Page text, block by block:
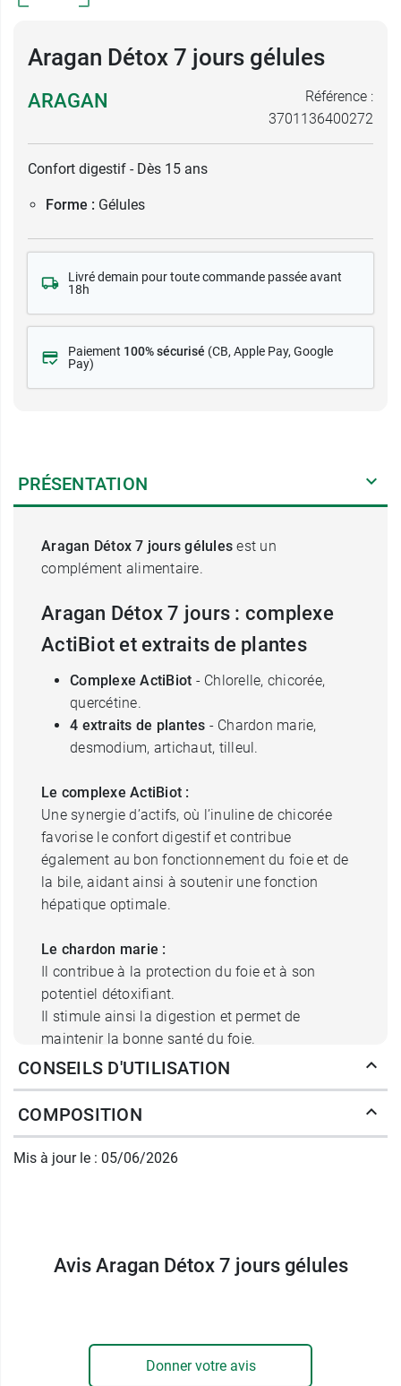
Aragan Détox 7 jours gélules
ARAGAN
Référence :
3701136400272
Confort digestif - Dès 15 ans
Forme : Gélules
Livré demain pour toute commande passée avant
18h
Paiement 100% sécurisé (CB, Apple Pay, Google
Pay)
PRÉSENTATION
Aragan Détox 7 jours gélules est un
complément alimentaire.
Aragan Détox 7 jours : complexe
ActiBiot et extraits de plantes
Complexe ActiBiot - Chlorelle, chicorée,
quercétine.
4 extraits de plantes - Chardon marie,
desmodium, artichaut, tilleul.
Le complexe ActiBiot :
Une synergie d’actifs, où l’inuline de chicorée
favorise le confort digestif et contribue
également au bon fonctionnement du foie et de
la bile, aidant ainsi à soutenir une fonction
hépatique optimale.
Le chardon marie :
Il contribue à la protection du foie et à son
potentiel détoxifiant.
Il stimule ainsi la digestion et permet de
maintenir la bonne santé du foie.
La chlorophylle, le pigment de la chlorelle, est
température et ce, en raison de ses nombreux
Posologie d'Aragan Détox 7 jours
- Extraits de plantes.
CONSEILS D'UTILISATION
COMPOSITION
Mis à jour le : 05/06/2026
Avis Aragan Détox 7 jours gélules
Donner votre avis